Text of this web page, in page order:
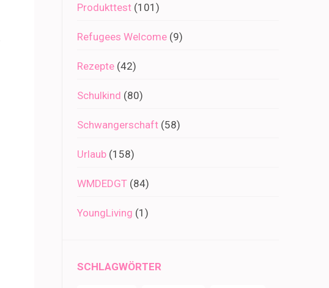
Produkttest (101)
Refugees Welcome (9)
Rezepte (42)
Schulkind (80)
Schwangerschaft (58)
Urlaub (158)
WMDEDGT (84)
YoungLiving (1)
SCHLAGWÖRTER